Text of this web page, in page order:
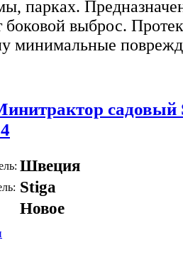
парках.
боковой выброс.
минимальные
садовый
Швеция
Stiga
Новое